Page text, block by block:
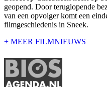
geopend. Door teruglopende
van een opvolger komt een
filmgeschiedenis in Sneek.
+ MEER FILMNIEUWS